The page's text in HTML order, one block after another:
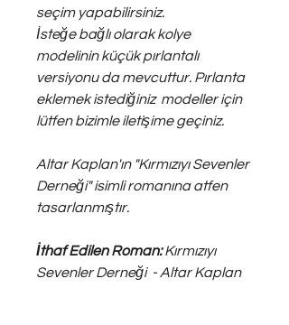
seçim yapabilirsiniz.
İsteğe bağlı olarak kolye
modelinin küçük pırlantalı
versiyonu da mevcuttur. Pırlanta
eklemek istediğiniz modeller için
lütfen bizimle iletişime geçiniz.
Altar Kaplan'ın "Kırmızıyı Sevenler
Derneği" isimli romanına atfen
tasarlanmıştır.
İthaf Edilen Roman:Kırmızıyı
Sevenler Derneği - Altar Kaplan